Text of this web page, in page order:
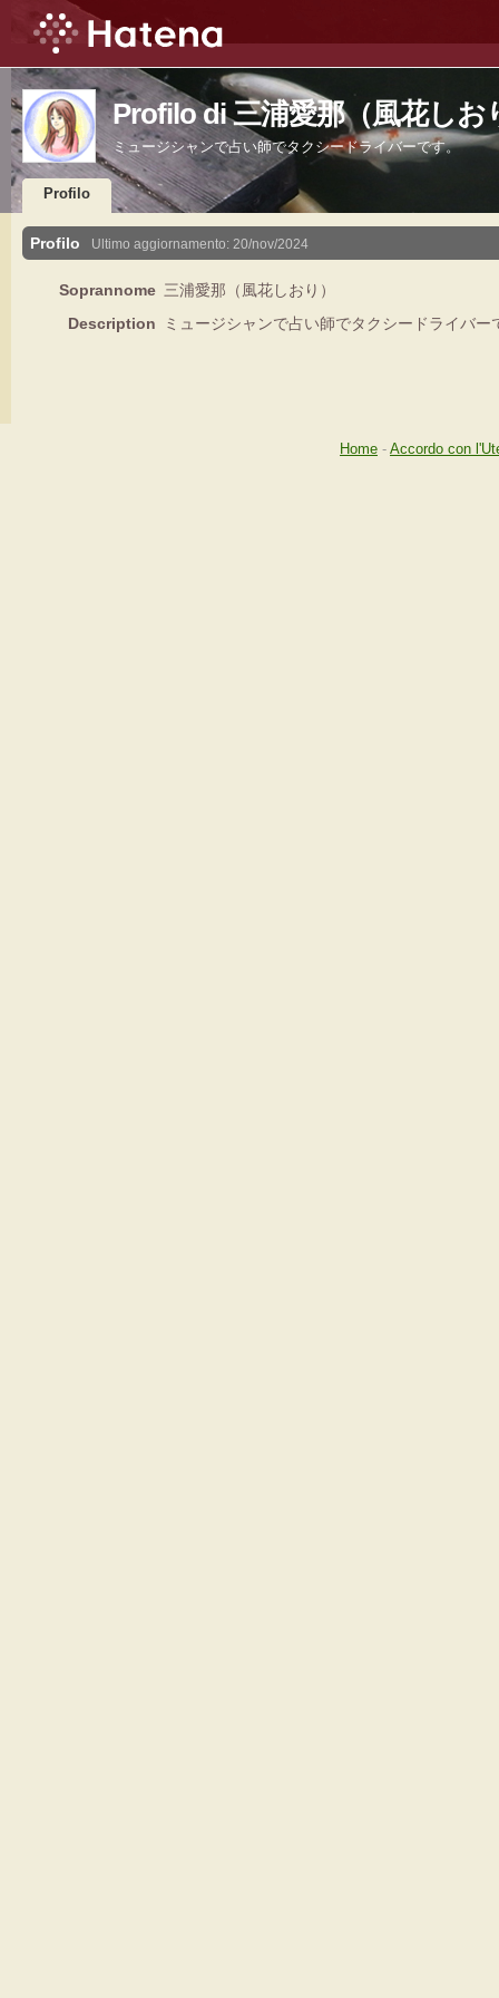
Profilo di 三浦愛那（風花しお
ミュージシャンで占い師でタクシードライバーです。
Profilo
Profilo Ultimo aggiornamento: 20/nov/2024
Soprannome 三浦愛那（風花しおり）
Description
ミュージシャンで占い師でタクシードライバー
Home - Accordo con